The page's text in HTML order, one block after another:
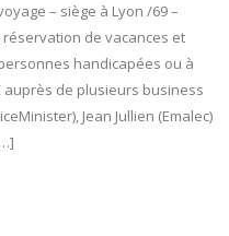
– siège à Lyon /69 –
de vacances et
handicapées ou à
auprès de plusieurs business
Jean Jullien (Emalec)